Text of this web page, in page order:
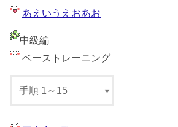
あえいうえおあお
中級編
ベーストレーニング